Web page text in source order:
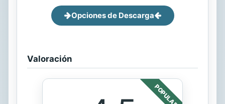
Opciones de Descarga
Valoración
POPULAR